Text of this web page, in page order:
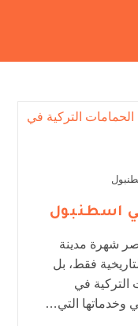
اسطنبول
شهرة مدينة
فقط، بل
التركية في
وخدماتها التي…